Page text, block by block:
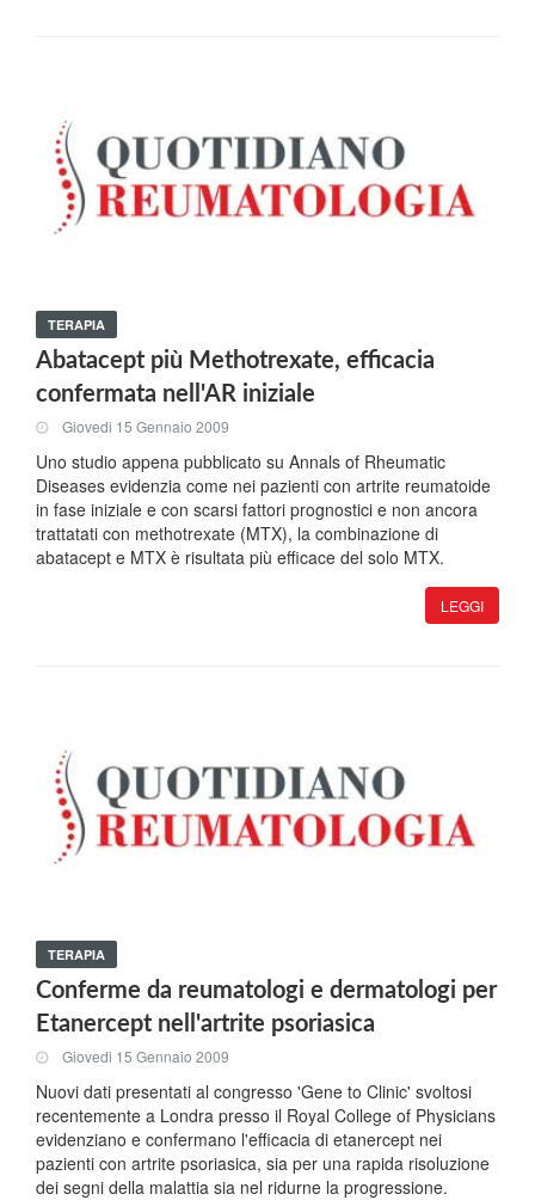
TERAPIA
Abatacept più Methotrexate, efficacia
confermata nell'AR iniziale
Giovedi 15 Gennaio 2009
Uno studio appena pubblicato su Annals of Rheumatic
Diseases evidenzia come nei pazienti con artrite reumatoide
in fase iniziale e con scarsi fattori prognostici e non ancora
trattatati con methotrexate (MTX), la combinazione di
abatacept e MTX è risultata più efficace del solo MTX.
LEGGI
TERAPIA
Conferme da reumatologi e dermatologi per
Etanercept nell'artrite psoriasica
Giovedi 15 Gennaio 2009
Nuovi dati presentati al congresso 'Gene to Clinic' svoltosi
recentemente a Londra presso il Royal College of Physicians
evidenziano e confermano l'efficacia di etanercept nei
pazienti con artrite psoriasica, sia per una rapida risoluzione
dei segni della malattia sia nel ridurne la progressione.